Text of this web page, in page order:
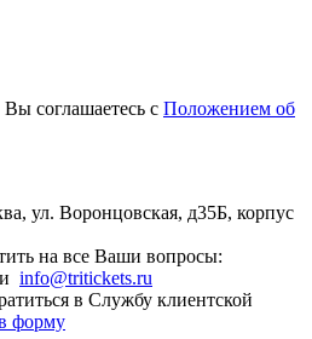
Вы соглашаетесь с Положением об
ул. Воронцовская, д35Б, корпус
на все Ваши вопросы:
info@tritickets.ru
в Службу клиентской
форму